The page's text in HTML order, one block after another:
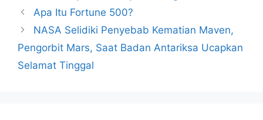
Apa Itu Fortune 500?
NASA Selidiki Penyebab Kematian Maven,
Pengorbit Mars, Saat Badan Antariksa Ucapkan
Selamat Tinggal